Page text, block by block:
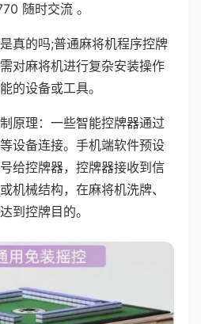
随时交流 。
真的吗;普通麻将机程序控牌
对麻将机进行复杂安装操作
的设备或工具。
原理：一些智能控牌器通过
设备连接。手机端软件预设
给控牌器，控牌器接收到信
机械结构，在麻将机洗牌、
到控牌目的。